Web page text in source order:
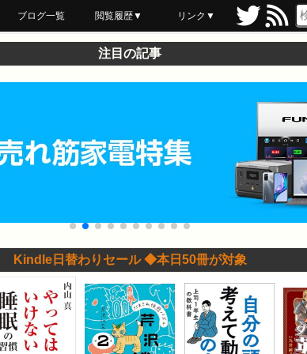
ブログ一覧 閲覧履歴▼
最近読んだ
あとで読む
ブックマーク
リンク▼
注目の記事
Kindle日替わりセール ◆本日50冊が対象